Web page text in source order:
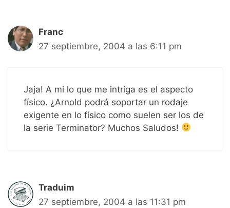
Franc
27 septiembre, 2004 a las 6:11 pm
Jaja! A mi lo que me intriga es el aspecto
físico. ¿Arnold podrá soportar un rodaje
exigente en lo físico como suelen ser los de
la serie Terminator? Muchos Saludos!
Traduim
27 septiembre, 2004 a las 11:31 pm